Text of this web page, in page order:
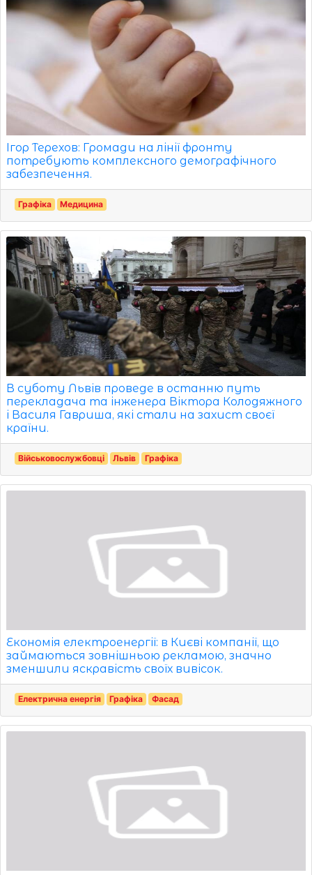
Ігор Терехов: Громади на лінії фронту
потребують комплексного демографічного
забезпечення.
Графіка Медицина
В суботу Львів проведе в останню путь
перекладача та інженера Віктора Колодяжного
і Василя Гавриша, які стали на захист своєї
країни.
Військовослужбовці Львів Графіка
Економія електроенергії: в Києві компанії, що
займаються зовнішньою рекламою, значно
зменшили яскравість своїх вивісок.
Електрична енергія Графіка Фасад